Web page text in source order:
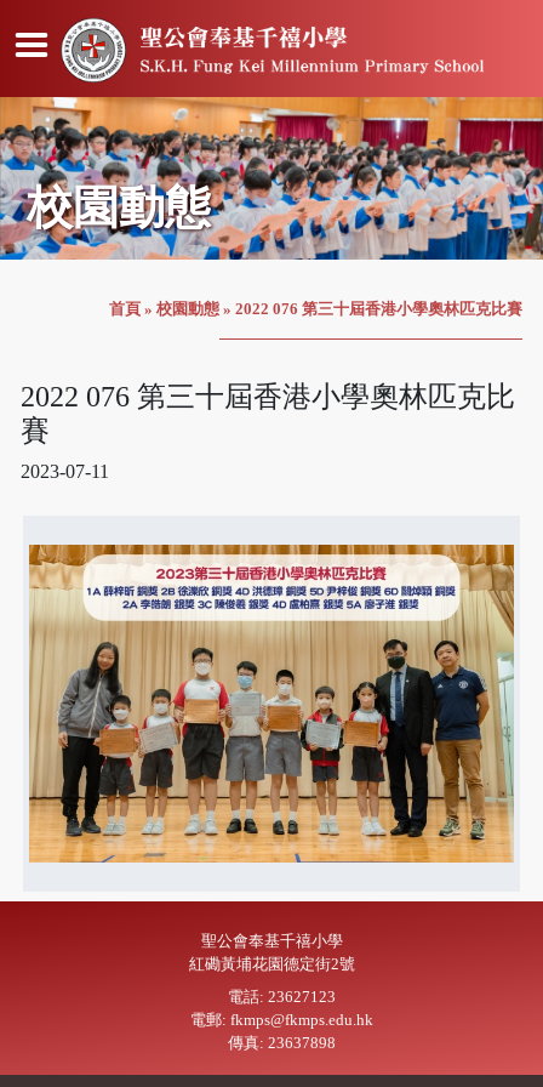
校園動態
首頁 » 校園動態 » 2022 076 第三十屆香港小學奧林匹克比賽
2022 076 第三十屆香港小學奧林匹克比
賽
2023-07-11
聖公會奉基千禧小學
紅磡黃埔花園德定街2號
電話: 23627123
電郵: fkmps@fkmps.edu.hk
傳真: 23637898